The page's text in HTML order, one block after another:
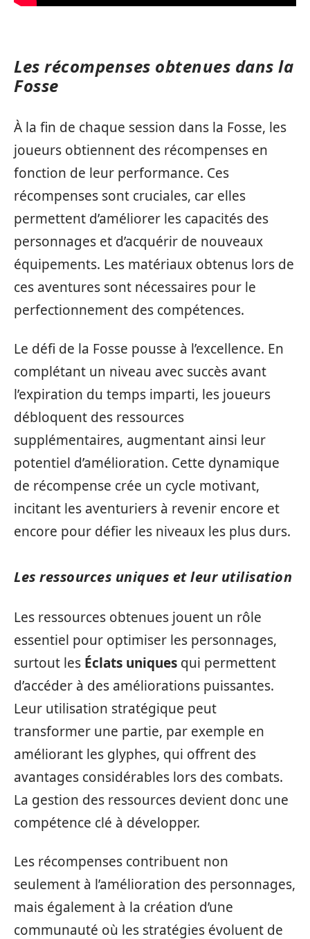
Les récompenses obtenues dans la
Fosse
À la fin de chaque session dans la Fosse, les
joueurs obtiennent des récompenses en
fonction de leur performance. Ces
récompenses sont cruciales, car elles
permettent d’améliorer les capacités des
personnages et d’acquérir de nouveaux
équipements. Les matériaux obtenus lors de
ces aventures sont nécessaires pour le
perfectionnement des compétences.
Le défi de la Fosse pousse à l’excellence. En
complétant un niveau avec succès avant
l’expiration du temps imparti, les joueurs
débloquent des ressources
supplémentaires, augmentant ainsi leur
potentiel d’amélioration. Cette dynamique
de récompense crée un cycle motivant,
incitant les aventuriers à revenir encore et
encore pour défier les niveaux les plus durs.
Les ressources uniques et leur utilisation
Les ressources obtenues jouent un rôle
essentiel pour optimiser les personnages,
surtout les Éclats uniques qui permettent
d’accéder à des améliorations puissantes.
Leur utilisation stratégique peut
transformer une partie, par exemple en
améliorant les glyphes, qui offrent des
avantages considérables lors des combats.
La gestion des ressources devient donc une
compétence clé à développer.
Les récompenses contribuent non
seulement à l’amélioration des personnages,
mais également à la création d’une
communauté où les stratégies évoluent de